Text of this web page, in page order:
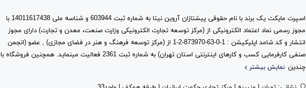
اسپرت مایکت یک برند با نام حقوقی پیشتازان آروین نیتا به شماره ثبت 603944 و شناسه ملی 14011617438 با
مجوز رسمی نماد اعتماد الکترونیکی از (مرکز توسعه تجارت الکترونیکی وزارت صنعت، معدن و تجارت) دارای مجوز
انتشار و کد شامد اپلیکیشن : 1-0-63-873970-2-1 از (مرکز توسعه فرهنگ و هنر در فضای مجازی) , عضو (انجمن
صنفی کارفرمایی کسب و کارهای اینترنتی استان تهران) به شماره ثبت 2361 فعالیت مینماید. همچنین فروشگاه با
چندین نمایش بیشتر